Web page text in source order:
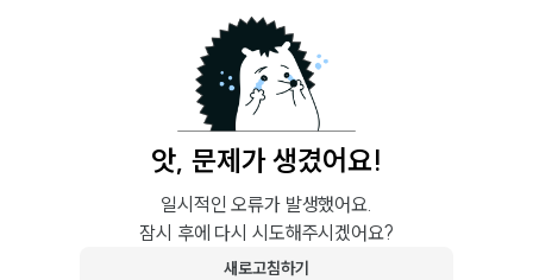
앗, 문제가 생겼어요!
일시적인 오류가 발생했어요.
잠시 후에 다시 시도해주시겠어요?
새로고침하기